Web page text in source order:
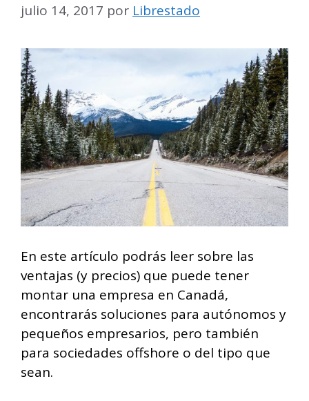
julio 14, 2017 por Librestado
En este artículo podrás leer sobre las
ventajas (y precios) que puede tener
montar una empresa en Canadá,
encontrarás soluciones para autónomos y
pequeños empresarios, pero también
para sociedades offshore o del tipo que
sean.